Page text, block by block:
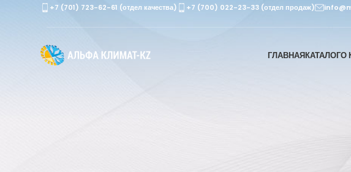
+7 (701) 723-62-61 (отдел качества) +7 (700) 022-23-33 (отдел продаж)
ГЛАВНАЯКАТАЛОГО